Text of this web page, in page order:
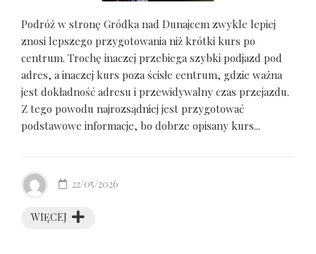
Podróż w stronę Gródka nad Dunajcem zwykle lepiej
znosi lepszego przygotowania niż krótki kurs po
centrum. Trochę inaczej przebiega szybki podjazd pod
adres, a inaczej kurs poza ścisłe centrum, gdzie ważna
jest dokładność adresu i przewidywalny czas przejazdu.
Z tego powodu najrozsądniej jest przygotować
podstawowe informacje, bo dobrze opisany kurs...
WIĘCEJ
22/05/2026